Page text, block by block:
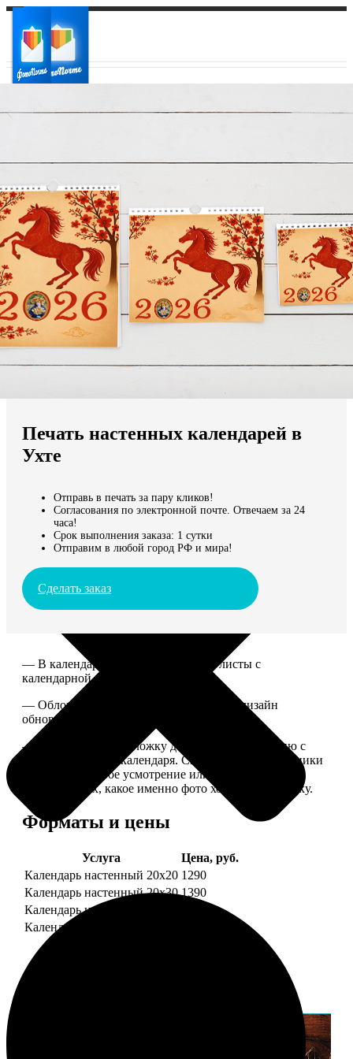
Ваш регион доставки
Выберите из списка:
Мы доставляем по всему миру
Продолжить без города
Печать настенных календарей в
Ухте
Отправь в печать за пару кликов!
Согласования по электронной почте. Отвечаем за 24
часа!
Срок выполнения заказа: 1 сутки
Отправим в любой город РФ и мира!
Сделать заказ
— В календаре 13 листов: обложка+листы с
календарной сеткой.
— Обложка для календаря стандартная, дизайн
обновляем каждый год.
— В кружочек на обложку добавляем фотографию с
одной из страниц календаря. Снимок наши сотрудники
выбирают на свое усмотрение или пишите в
комментариях, какое именно фото хотите на обложку.
Форматы и цены
Услуга
Цена, руб.
Календарь настенный 20х20 1290
Календарь настенный 20х30 1390
Календарь настенный 30х30
Календарь настенный 30х40